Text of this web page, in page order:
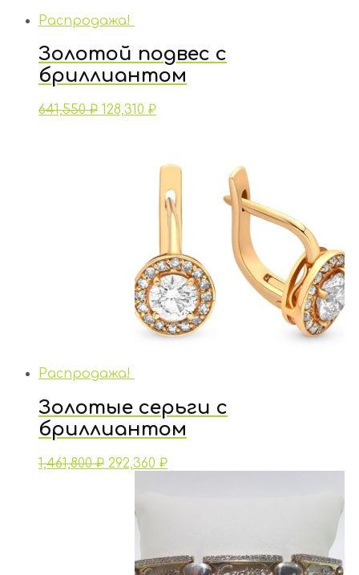
Распродажа!
Золотой подвес с
бриллиантом
641,550₽ 128,310 ₽
Распродажа!
Золотые серьги с
бриллиантом
1,461,800₽ 292,360 ₽